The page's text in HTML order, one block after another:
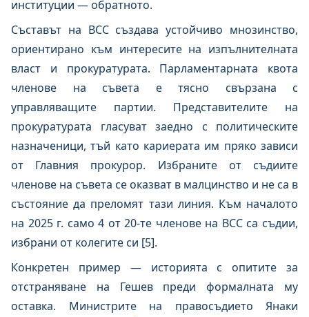
институции — обратното.
Съставът на ВСС създава устойчиво мнозинство,
ориентирано към интересите на изпълнителната
власт и прокуратурата. Парламентарната квота
членове на съвета е тясно свързана с
управляващите партии. Представителите на
прокуратурата гласуват заедно с политическите
назначеници, тъй като кариерата им пряко зависи
от Главния прокурор. Избраните от съдиите
членове на съвета се оказват в малцинство и не са в
състояние да преломят тази линия. Към началото
на 2025 г. само 4 от 20-те членове на ВСС са съдии,
избрани от колегите си [5].
Конкретен пример — историята с опитите за
отстраняване на Гешев преди формалната му
оставка. Министрите на правосъдието Янаки